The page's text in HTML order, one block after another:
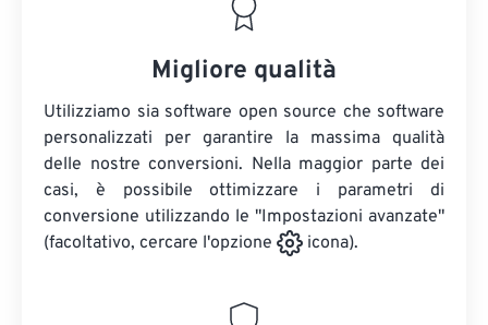
Migliore qualità
Utilizziamo sia software open source che software
personalizzati per garantire la massima qualità
delle nostre conversioni. Nella maggior parte dei
casi, è possibile ottimizzare i parametri di
conversione utilizzando le "Impostazioni avanzate"
(facoltativo, cercare l'opzione
icona).